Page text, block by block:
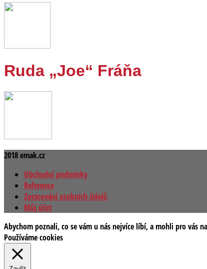
Ruda „Joe“ Fráňa
2018 emak.cz
Obchodní podmínky
Reference
Zpracování osobních údajů
Můj účet
Abychom poznali, co se vám u nás nejvíce líbí, a mohli pro vás
Používáme cookies